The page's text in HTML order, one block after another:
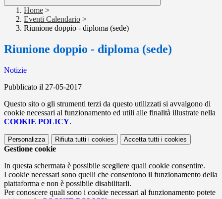
Home >
Eventi Calendario >
Riunione doppio - diploma (sede)
Riunione doppio - diploma (sede)
Notizie
Pubblicato il 27-05-2017
Questo sito o gli strumenti terzi da questo utilizzati si avvalgono di
cookie necessari al funzionamento ed utili alle finalità illustrate nella
COOKIE POLICY.
Personalizza Rifiuta tutti i cookies Accetta tutti i cookies
Gestione cookie
In questa schermata è possibile scegliere quali cookie consentire.
I cookie necessari sono quelli che consentono il funzionamento della
piattaforma e non è possibile disabilitarli.
Per conoscere quali sono i cookie necessari al funzionamento potete